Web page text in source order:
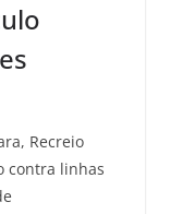
Recreio
contra linhas